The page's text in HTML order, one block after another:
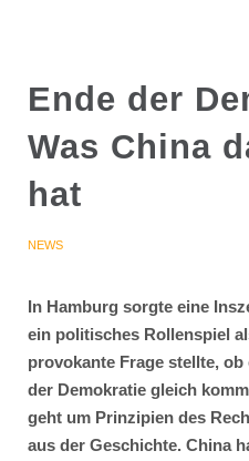
Ende der
Was China
hat
NEWS
In Hamburg sorgte eine
ein politisches Rollenspiel
provokante Frage stellte,
der Demokratie gleich
geht um Prinzipien des
aus der Geschichte. China